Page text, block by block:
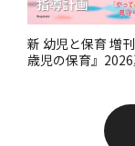
新 幼児と保育 増
歳児の保育』